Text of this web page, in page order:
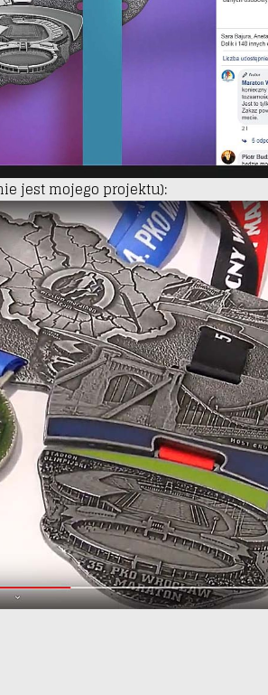
jest mojego projektu):